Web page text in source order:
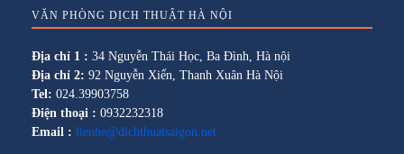
VĂN PHÒNG DỊCH THUẬT HÀ NỘI
Địa chỉ 1 : 34 Nguyễn Thái Học, Ba Đình, Hà nội
Địa chỉ 2: 92 Nguyễn Xiển, Thanh Xuân Hà Nội
Tel: 024.39903758
Điện thoại : 0932232318
Email : lienhe@dichthuatsaigon.net